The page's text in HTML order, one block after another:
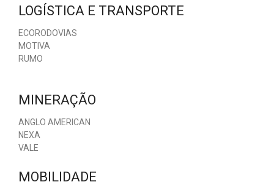
LOGÍSTICA E TRANSPORTE
ECORODOVIAS
MOTIVA
RUMO
MINERAÇÃO
ANGLO AMERICAN
NEXA
VALE
MOBILIDADE